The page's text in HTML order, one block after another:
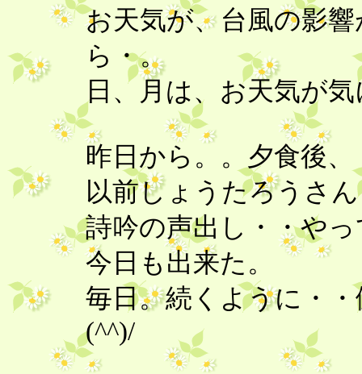
お天気が、台風の影
ら・。
日、月は、お天気が
昨日から。。夕食後、
以前しょうたろうさ
詩吟の声出し・・や
今日も出来た。
毎日。続くように・
(^^)/